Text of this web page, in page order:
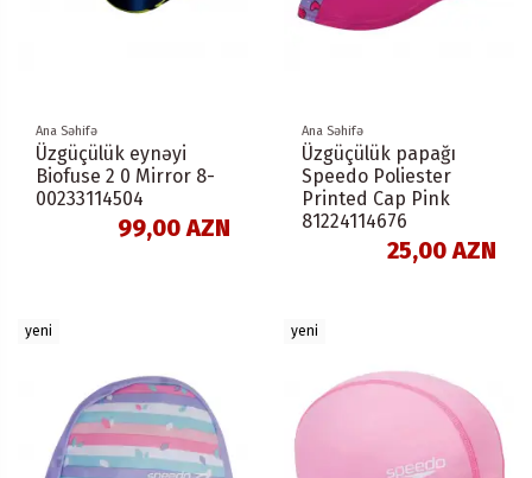
Ana Səhifə
Üzgüçülük eynəyi
Biofuse 2 0 Mirror 8-
00233114504
99,00 AZN
Ana Səhifə
Üzgüçülük papağı
Speedo Poliester
Printed Cap Pink
81224114676
25,00 AZN
yeni yeni